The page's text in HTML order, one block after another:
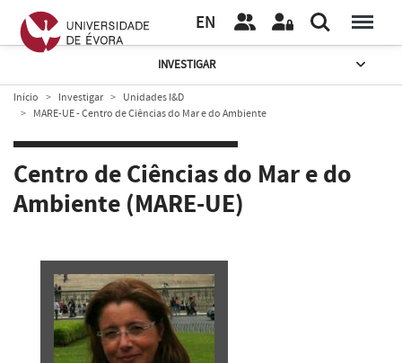
EN
INVESTIGAR
Início Investigar
Unidades I&D
MARE-UE - Centro de Ciências do Mar e do Ambiente
Centro de Ciências do Mar e do
Ambiente (MARE-UE)